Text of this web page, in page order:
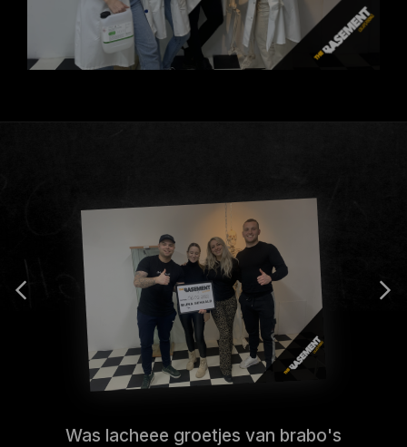
Was lacheee groetjes van brabo's